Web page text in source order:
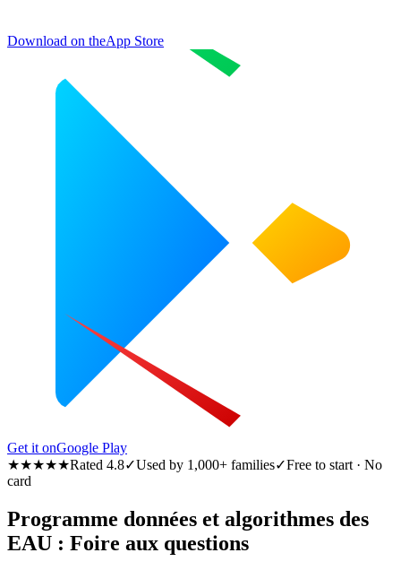
Download on theApp Store
Get it onGoogle Play
★★★★★Rated 4.8✓Used by 1,000+ families✓Free to start · No
card
Programme données et algorithmes des
EAU : Foire aux questions